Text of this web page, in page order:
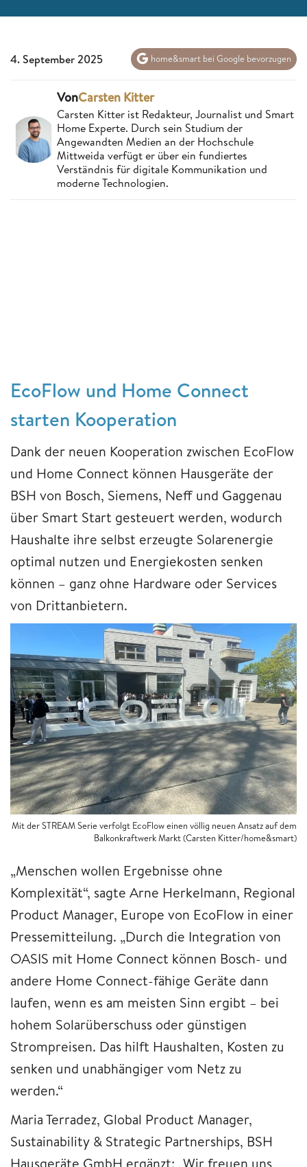
4. September 2025 home&smart bei Google bevorzugen
VonCarsten Kitter
Carsten Kitter ist Redakteur, Journalist und Smart
Home Experte. Durch sein Studium der
Angewandten Medien an der Hochschule
Mittweida verfügt er über ein fundiertes
Verständnis für digitale Kommunikation und
moderne Technologien.
EcoFlow und Home Connect
starten Kooperation
Dank der neuen Kooperation zwischen EcoFlow
und Home Connect können Hausgeräte der
BSH von Bosch, Siemens, Neff und Gaggenau
über Smart Start gesteuert werden, wodurch
Haushalte ihre selbst erzeugte Solarenergie
optimal nutzen und Energiekosten senken
können – ganz ohne Hardware oder Services
von Drittanbietern.
Mit der STREAM Serie verfolgt EcoFlow einen völlig neuen Ansatz auf dem
Balkonkraftwerk Markt (Carsten Kitter/home&smart)
„Menschen wollen Ergebnisse ohne
Komplexität“, sagte Arne Herkelmann, Regional
Product Manager, Europe von EcoFlow in einer
Pressemitteilung. „Durch die Integration von
OASIS mit Home Connect können Bosch- und
andere Home Connect-fähige Geräte dann
laufen, wenn es am meisten Sinn ergibt – bei
hohem Solarüberschuss oder günstigen
Strompreisen. Das hilft Haushalten, Kosten zu
senken und unabhängiger vom Netz zu
werden.“
Maria Terradez, Global Product Manager,
Sustainability & Strategic Partnerships, BSH
Hausgeräte GmbH ergänzt: „Wir freuen uns,